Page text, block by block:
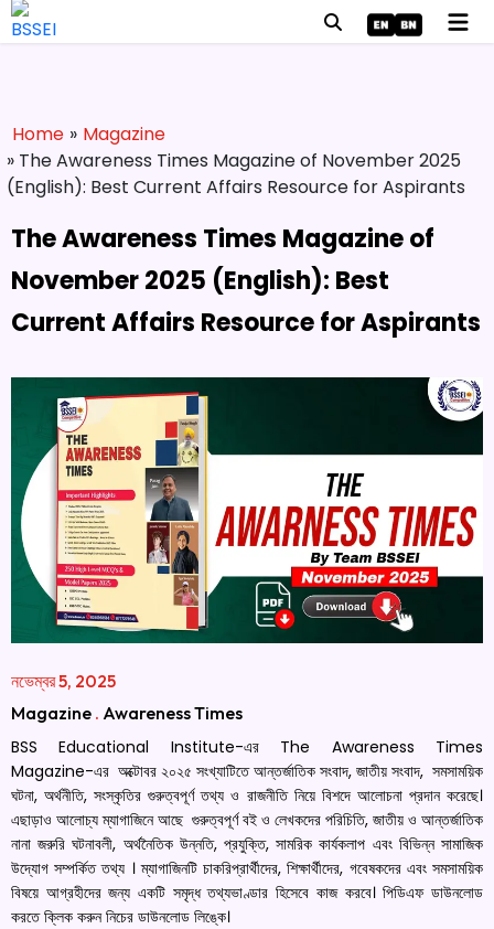
Home » Magazine
» The Awareness Times Magazine of November 2025
(English): Best Current Affairs Resource for Aspirants
The Awareness Times Magazine of
November 2025 (English): Best
Current Affairs Resource for Aspirants
নভেম্বর 5, 2025
Magazine . Awareness Times
BSS Educational Institute-এর The Awareness Times
Magazine-এর অক্টোবর ২০২৫ সংখ্যাটিতে আন্তর্জাতিক সংবাদ, জাতীয় সংবাদ, সমসাময়িক
ঘটনা, অর্থনীতি, সংস্কৃতির গুরুত্বপূর্ণ তথ্য ও রাজনীতি নিয়ে বিশদে আলোচনা প্রদান করেছে।
এছাড়াও আলোচ্য ম্যাগাজিনে আছে গুরুত্বপূর্ণ বই ও লেখকদের পরিচিতি, জাতীয় ও আন্তর্জাতিক
নানা জরুরি ঘটনাবলী, অর্থনৈতিক উন্নতি, প্রযুক্তি, সামরিক কার্যকলাপ এবং বিভিন্ন সামাজিক
উদ্যোগ সম্পর্কিত তথ্য । ম্যাগাজিনটি চাকরিপ্রার্থীদের, শিক্ষার্থীদের, গবেষকদের এবং সমসাময়িক
বিষয়ে আগ্রহীদের জন্য একটি সমৃদ্ধ তথ্যভাণ্ডার হিসেবে কাজ করবে। পিডিএফ ডাউনলোড
করতে ক্লিক করুন নিচের ডাউনলোড লিঙ্কে।